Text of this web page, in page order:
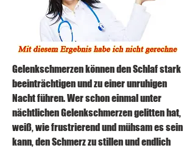
Gelenkschmerzen können den Schlaf stark
beeinträchtigen und zu einer unruhigen
Nacht führen. Wer schon einmal unter
nächtlichen Gelenkschmerzen gelitten hat,
weiß, wie frustrierend und mühsam es sein
kann, den Schmerz zu stillen und endlich